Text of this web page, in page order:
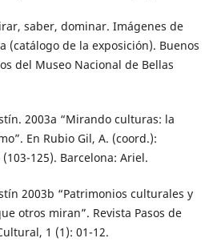
saber, dominar. Imágenes de
(catálogo de la exposición). Buenos
del Museo Nacional de Bellas
2003a “Mirando culturas: la
En Rubio Gil, A. (coord.):
125). Barcelona: Ariel.
2003b “Patrimonios culturales y
otros miran”. Revista Pasos de
1 (1): 01-12.